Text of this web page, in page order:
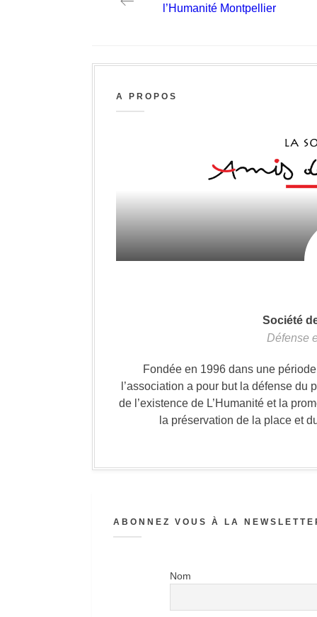
post:
l’Humanité Montpellier
A PROPOS
Société
Défense
Fondée en 1996 dans une
l’association a pour but la défense
de l’existence de L’Humanité et la
la préservation de la place et
ABONNEZ VOUS À LA
Nom